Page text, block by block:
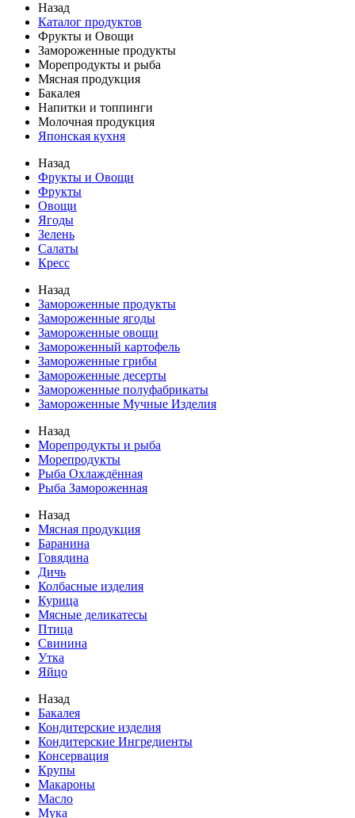
Назад
Каталог продуктов
Фрукты и Овощи
Замороженные продукты
Морепродукты и рыба
Мясная продукция
Бакалея
Напитки и топпинги
Молочная продукция
Японская кухня
Назад
Фрукты и Овощи
Фрукты
Овощи
Ягоды
Зелень
Салаты
Кресс
Назад
Замороженные продукты
Замороженные ягоды
Замороженные овощи
Замороженный картофель
Замороженные грибы
Замороженные десерты
Замороженные полуфабрикаты
Замороженные Мучные Изделия
Назад
Морепродукты и рыба
Морепродукты
Рыба Охлаждённая
Рыба Замороженная
Назад
Мясная продукция
Баранина
Говядина
Дичь
Колбасные изделия
Курица
Мясные деликатесы
Птица
Свинина
Утка
Яйцо
Назад
Бакалея
Кондитерские изделия
Кондитерские Ингредиенты
Консервация
Крупы
Макароны
Масло
Мука